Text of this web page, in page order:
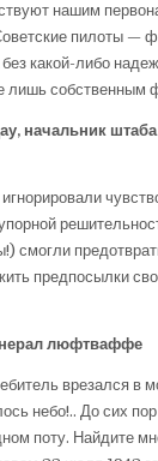
нашим
пилоты —
какой-либо
лишь собственным
начальник
смогли
предпосылки
люфтваффе
врезался в
небо!.. До сих
поту. Найдите